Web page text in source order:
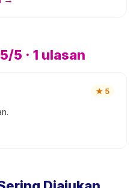
5/5 · 1 ulasan
★ 5